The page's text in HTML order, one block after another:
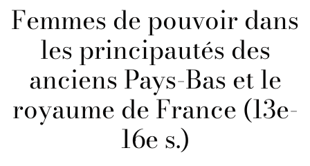
Femmes de pouvoir dans
les principautés des
anciens Pays-Bas et le
royaume de France (13e-
16e s.)